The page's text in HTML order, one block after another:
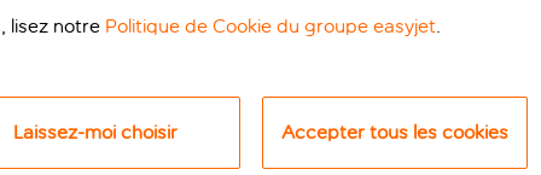
dos. Inauguré l’année dernière, c’est le petit dernier
et profiter des vacances ! Prenez vos quartiers à la
dans la mer cristalline. Envie d’un temps plus
L’hôtel privilégie votre bien-être et organise
l’espace de fitness devrait vous plaire, il y a également
lisez notre Politique de Cookie du groupe easyjet.
Laissez-moi choisir Accepter tous les cookies